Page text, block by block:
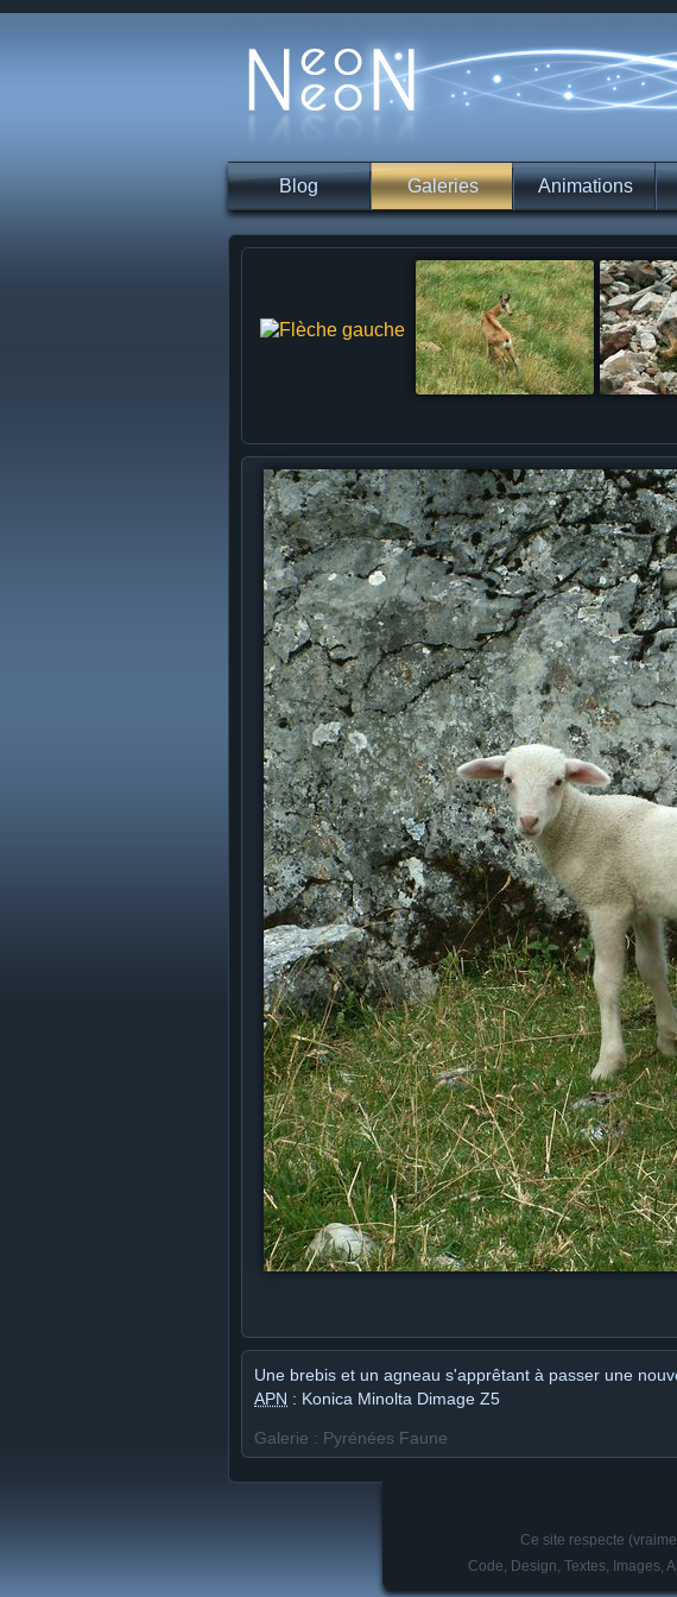
Blog Galeries Animations
Une brebis et un agneau s'apprêtant à passer une
APN : Konica Minolta Dimage Z5
Galerie : Pyrénées Faune
Ce site respecte
Code, Design, Textes, Images,